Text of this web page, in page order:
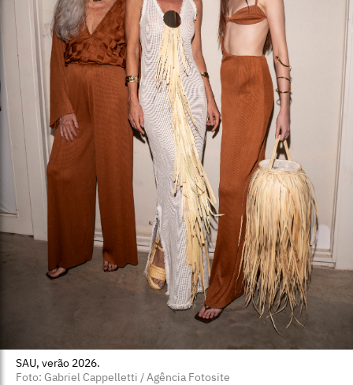
SAU, verão 2026.
Foto: Gabriel Cappelletti / Agência Fotosite